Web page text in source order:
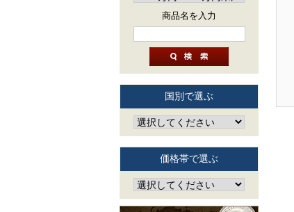
商品名を入力
国別で選ぶ
価格帯で選ぶ